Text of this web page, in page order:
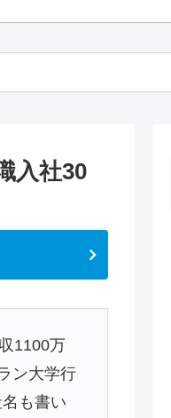
入社30
1100万
ン大学行
も書い